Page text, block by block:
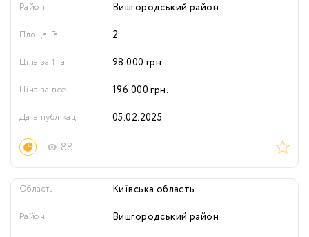
Район Вишгородський район
Площа, Га 2
Ціна за 1 Га 98 000 грн.
Ціна за все 196 000 грн.
88
Дата публікації 05.02.2025
Область Київська область
Район Вишгородський район